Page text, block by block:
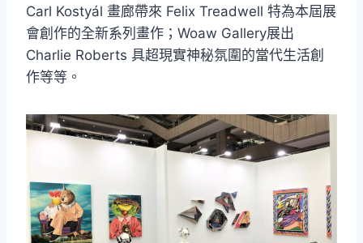
Carl Kostyál 畫廊帶來 Felix Treadwell 特為本屆展
會創作的全新系列畫作；Woaw Gallery展出
Charlie Roberts 具超現實神秘氛圍的當代生活創
作等等。